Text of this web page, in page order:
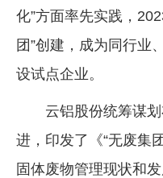
化”方面率先实践，
团”创建，成为同行业
设试点企业。
云铝股份统筹谋
进，印发了《“无废集
固体废物管理现状和